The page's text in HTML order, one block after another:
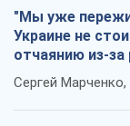
"Мы уже
Украине не
отчаянию из-за
Сергей Марченко,